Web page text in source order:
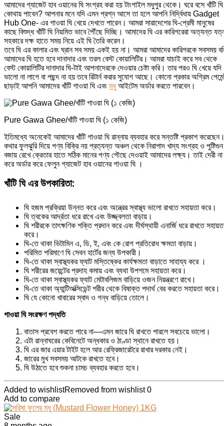
আমাদের গ্যাজেট হাব ওয়ানের ঘি সংগ্রহ করা হয় টাংগাইল মধুপুর থেকে। ঘরে বসে খাঁটি ঘি
কোথায় পাবেন? আপনার মনে যদি এমন প্রশ্ন আসে তা হলে আপনি নির্দ্বিধায় Gadget
Hub One- এর গাওয়া ঘি খেয়ে দেখতে পারেন। আমরা সারাদেশের ঘি-প্রেমী মানুষের
কাছে বিশুদ্ধ খাঁটি ঘি নিয়মিত ভাবে পৈৗঁছে দিচ্ছি। আমাদের ঘি এর কারিগরেরা অত্যন্ত
সহকারে দক্ষ হাতে সময় নিয়ে এই ঘি তৈরি করেন।
তবে ঘি এর কালার এবং ঘ্রান সব সময় একই হয় না। আমরা আমাদের কারিগরকে সবসময়
আমাদের ঘি হতে হবে দানাদার এবং তরল বেস্ট কোয়ালিটির। আমরা যাচাই করে সব থেকে
বেস্ট কোয়ালিটির দানাদার ঘি-টাই আপনাদেরকে দেওয়ার চেষ্টা করি। তার পরও ঘি খেয়ে যদি
ভালো না লাগে বা পছন্দ না হয় তবে রিটার্ন করার সুযোগ আছে। কোনো প্রকার অগ্রিম
ছাড়াই আপনি আমাদের খাঁটি গাওয়া ঘি এবং মধুআইটেম অর্ডার করতে পারবেন।
Pure Gawa Ghee/খাঁটি গাওয়া ঘি (১ কেজি)
ইতিমধ্যে অনেকেই আমাদের খাঁটি গাওয়া ঘি রান্নায় ব্যবহার করে সন্তষ্টি প্রকাশ
কথার ফুলঝুরি দিয়ে পণ্য বিক্রি নয় প্রত্যন্ত অঞ্চল থেকে নিরাপাদ খাদ্য সংগ্রহ ও পুষ্টিগুন
বজায় রেখে ক্রেতার হাতে সঠিক মানের পণ্য পৌছে দেওয়াই আমাদের লক্ষ্য। তাই দেরী না
করে অর্ডার করে ফেলুন গ্যাজেট হাব ওয়ানের গাওয়া ঘি ।
খাঁটি ঘি এর উপকারিতা:
ঘি হজম প্রক্রিয়া উন্নত করে এবং অন্ত্রের স্বাস্থ্য ভালো রাখতে সহায়তা করে।
ঘি ত্বকের আর্দ্রতা ধরে রাখে এবং উজ্জ্বলতা বাড়ায়।
ঘি শরীরকে তাৎক্ষণিক শক্তি প্রদান করে এবং দীর্ঘস্থায়ী এনার্জি ধরে রাখতে
করে।
ঘি-তে থাকা ভিটামিন এ, ডি, ই, এবং কে রোগ প্রতিরোধ ক্ষমতা বাড়ায়।
পরিমিত পরিমাণে ঘি সেবন হার্টের জন্য উপকারী।
ঘি-তে থাকা স্বাস্থ্যকর ফ্যাট মস্তিষ্কের কার্যক্ষমতা বাড়াতে সাহায্য করে ।
ঘি শরীরের জয়েন্টের প্রদাহ কমায় এবং ব্যথা উপশমে সহায়তা করে।
ঘি-তে থাকা স্বাস্থ্যকর ফ্যাট মেটাবলিজম বাড়িয়ে ওজন নিয়ন্ত্রণে রাখে।
ঘি-তে থাকা অ্যান্টিঅক্সিডেন্ট শরীর থেকে বিষাক্ত পদার্থ বের করতে সহায়তা করে।
ঘি যে কোনো খাবারের স্বাদ ও গন্ধ বাড়িয়ে তোলে।
গাওয়া ঘি সংরক্ষণ পদ্ধতি
বাতাস প্রবেশ করতে পারে না—এমন জারে ঘি রাখতে পারলে সবচেয়ে ভালো।
এটা রান্নাঘরের কেবিনেটে অন্ধকার ও ঠাণ্ডা স্থানে রাখতে হয়।
ঘি এর জার এয়ার টাইট হলে আর রেফ্রিজারেটরে রাখার দরকার নেই।
জারের মুখ সবসময় আটকে রাখতে হবে।
ঘি উঠাতে হবে শুকনা চামচ ব্যবহার করতে হবে।
Added to wishlistRemoved from wishlist 0
Add to compare
Sale